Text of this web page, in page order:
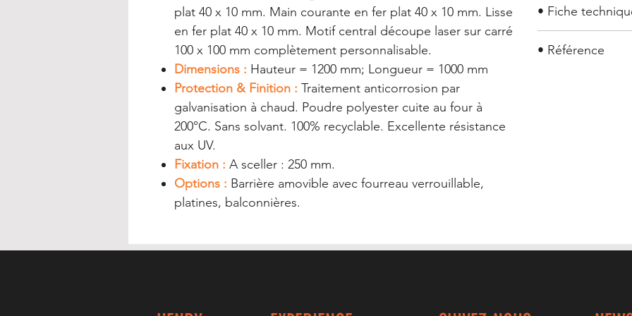
plat 40 x 10 mm. Main courante en fer plat 40 x 10 mm. Lisse
en fer plat 40 x 10 mm. Motif central découpe laser sur carré
100 x 100 mm complètement personnalisable.
Dimensions : Hauteur = 1200 mm; Longueur = 1000 mm
Protection & Finition : Traitement anticorrosion par
galvanisation à chaud. Poudre polyester cuite au four à
200°C. Sans solvant. 100% recyclable. Excellente résistance
aux UV.
Fixation : A sceller : 250 mm.
Options : Barrière amovible avec fourreau verrouillable,
platines, balconnières.
• Fiche
• Référence